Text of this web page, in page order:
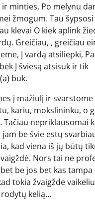
ir minties, Po mėlynu
žmogum. Tau
klevai O kiek aplink
Greičiau, , greičiau
Į vardą atsiliepki,
Į šviesą atsisuk ir tik
būk.
į mažiulį ir svarstome
kariu, mokslininku, o
nepriklausomai
jam be švie estų
kad viena iš jų būtų
Nors tai ne
be jos bet kas tampa
tokia žvaigždė
kelią…